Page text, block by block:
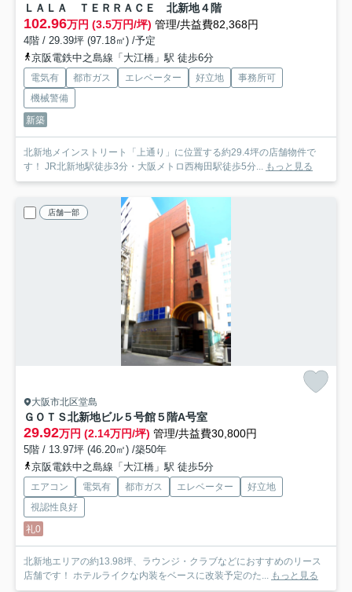
ＬＡＬＡ ＴＥＲＲＡＣＥ 北新地４階
102.96万円 (3.5万円/坪) 管理/共益費82,368円
4階 / 29.39坪 (97.18㎡) /予定
京阪電鉄中之島線「大江橋」駅 徒歩6分
電気有 都市ガス エレベーター 好立地
事務所可
機械警備
新築
北新地メインストリート「上通り」に位置する約29.4坪の店舗物件で
す！ JR北新地駅徒歩3分・大阪メトロ西梅田駅徒歩5分... もっと見る
店舗一部
大阪市北区堂島
ＧＯＴＳ北新地ビル５号館５階A号室
29.92万円 (2.14万円/坪) 管理/共益費30,800円
5階 / 13.97坪 (46.20㎡) /築50年
京阪電鉄中之島線「大江橋」駅 徒歩5分
エアコン 電気有 都市ガス エレベーター
好立地
視認性良好
礼0
北新地エリアの約13.98坪、ラウンジ・クラブなどにおすすめのリース
店舗です！ ホテルライクな内装をベースに改装予定のた... もっと見る